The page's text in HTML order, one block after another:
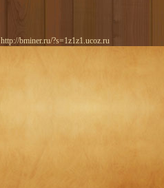
http://bminer.ru/?s=1z1z1.ucoz.ru